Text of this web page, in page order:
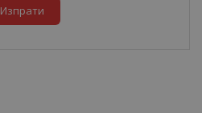
Изпрати